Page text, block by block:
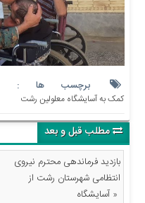
برچسب ها :
کمک به آسایشگاه معلولین رشت
مطلب قبل و بعد
بازدید فرماندهی محترم نیروی
انتظامی شهرستان رشت از
آسایشگاه »